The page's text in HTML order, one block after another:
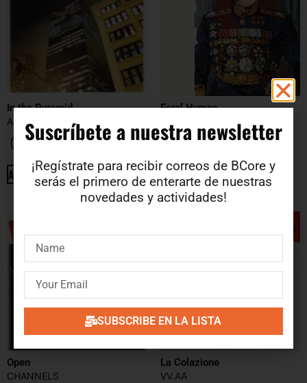
In the Pyramid
ARIEL KILL HIM
3.4€
ADD TO CART
Feral Hymns
10.71€
ADD TO CART
Open
CHANNELS
La Colazione
VV.AA
Suscríbete a nuestra newsletter​
¡Regístrate para recibir correos de BCore y
serás el primero de enterarte de nuestras
novedades y actividades!
SUBSCRIBE EN LA LISTA